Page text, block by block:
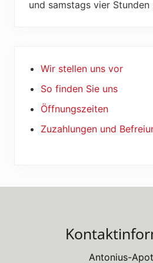
und samstags vier
Wir stellen uns vor
So finden Sie uns
Öffnungszeiten
Zuzahlungen und
Antonius-